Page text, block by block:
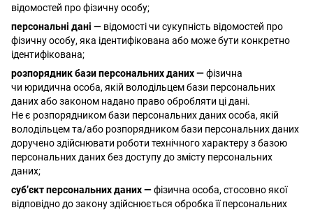
відомостей про фізичну особу;
персональні дані — відомості чи сукупність відомостей про
фізичну особу, яка ідентифікована або може бути конкретно
ідентифікована;
розпорядник бази персональних даних —фізична
чи юридична особа, якій володільцем бази персональних
даних або законом надано право обробляти ці дані.
Не є розпорядником бази персональних даних особа, якій
володільцем та/або розпорядником бази персональних даних
доручено здійснювати роботи технічного характеру з базою
персональних даних без доступу до змісту персональних
даних;
суб’єкт персональних даних —фізична особа, стосовно якої
відповідно до закону здійснюється обробка її персональних